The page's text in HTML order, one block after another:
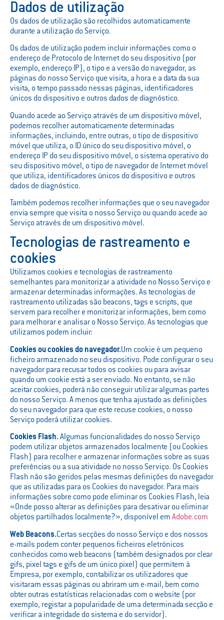
Dados de utilização
Os dados de utilização são recolhidos automaticamente
durante a utilização do Serviço.
Os dados de utilização podem incluir informações como o
endereço de Protocolo de Internet do seu dispositivo (por
exemplo, endereço IP), o tipo e a versão do navegador, as
páginas do nosso Serviço que visita, a hora e a data da sua
visita, o tempo passado nessas páginas, identificadores
únicos do dispositivo e outros dados de diagnóstico.
Quando acede ao Serviço através de um dispositivo móvel,
podemos recolher automaticamente determinadas
informações, incluindo, entre outras, o tipo de dispositivo
móvel que utiliza, o ID único do seu dispositivo móvel, o
endereço IP do seu dispositivo móvel, o sistema operativo do
seu dispositivo móvel, o tipo de navegador de Internet móvel
que utiliza, identificadores únicos do dispositivo e outros
dados de diagnóstico.
Também podemos recolher informações que o seu navegador
envia sempre que visita o nosso Serviço ou quando acede ao
Serviço através de um dispositivo móvel.
Tecnologias de rastreamento e
cookies
Utilizamos cookies e tecnologias de rastreamento
semelhantes para monitorizar a atividade no Nosso Serviço e
armazenar determinadas informações. As tecnologias de
rastreamento utilizadas são beacons, tags e scripts, que
servem para recolher e monitorizar informações, bem como
para melhorar e analisar o Nosso Serviço. As tecnologias que
utilizamos podem incluir:
Cookies ou cookies do navegador.Um cookie é um pequeno
ficheiro armazenado no seu dispositivo. Pode configurar o seu
navegador para recusar todos os cookies ou para avisar
quando um cookie está a ser enviado. No entanto, se não
aceitar cookies, poderá não conseguir utilizar algumas partes
do nosso Serviço. A menos que tenha ajustado as definições
do seu navegador para que este recuse cookies, o nosso
Serviço poderá utilizar cookies.
Cookies Flash. Algumas funcionalidades do nosso Serviço
podem utilizar objetos armazenados localmente (ou Cookies
Flash) para recolher e armazenar informações sobre as suas
preferências ou a sua atividade no nosso Serviço. Os Cookies
Flash não são geridos pelas mesmas definições do navegador
que as utilizadas para os Cookies do navegador. Para mais
informações sobre como pode eliminar os Cookies Flash, leia
«Onde posso alterar as definições para desativar ou eliminar
objetos partilhados localmente?», disponível em Adobe.com
Web Beacons.Certas secções do nosso Serviço e dos nossos
e-mails podem conter pequenos ficheiros eletrónicos
conhecidos como web beacons (também designados por clear
gifs, pixel tags e gifs de um único pixel) que permitem à
Empresa, por exemplo, contabilizar os utilizadores que
visitaram essas páginas ou abriram um e-mail, bem como
obter outras estatísticas relacionadas com o website (por
exemplo, registar a popularidade de uma determinada secção e
verificar a integridade do sistema e do servidor).